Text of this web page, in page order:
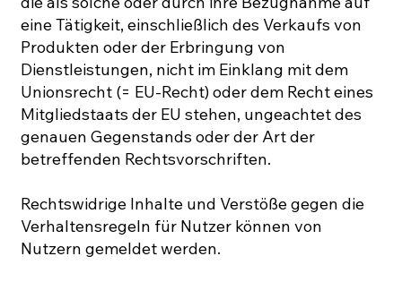
eine Tätigkeit, einschließlich des Verkaufs von
Produkten oder der Erbringung von
Dienstleistungen, nicht im Einklang mit dem
Unionsrecht (= EU-Recht) oder dem Recht eines
Mitgliedstaats der EU stehen, ungeachtet des
genauen Gegenstands oder der Art der
betreffenden Rechtsvorschriften.
Rechtswidrige Inhalte und Verstöße gegen die
Verhaltensregeln für Nutzer können von
Nutzern gemeldet werden.